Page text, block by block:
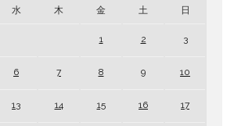
水 木 金 土 日
1 2 3
6 7 8 9 10
13 14 15 16 17